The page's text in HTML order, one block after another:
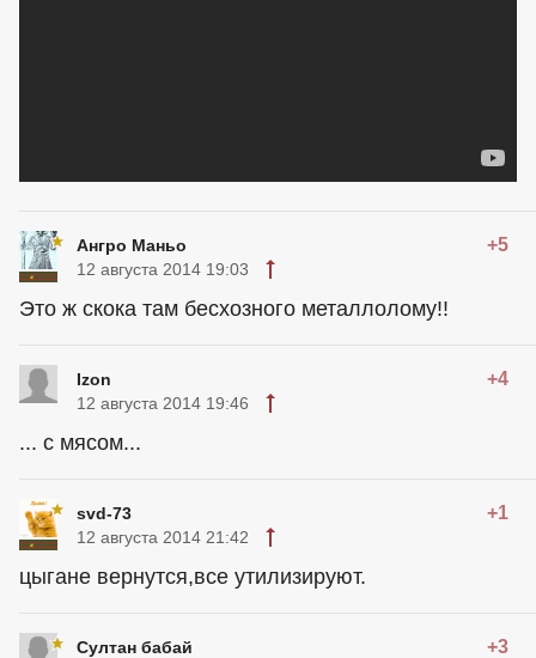
Ангро Маньо +5
12 августа 2014 19:03
Это ж скока там бесхозного металлолому!!
Izon +4
12 августа 2014 19:46
... с мясом...
svd-73 +1
12 августа 2014 21:42
цыгане вернутся,все утилизируют.
Султан бабай +3